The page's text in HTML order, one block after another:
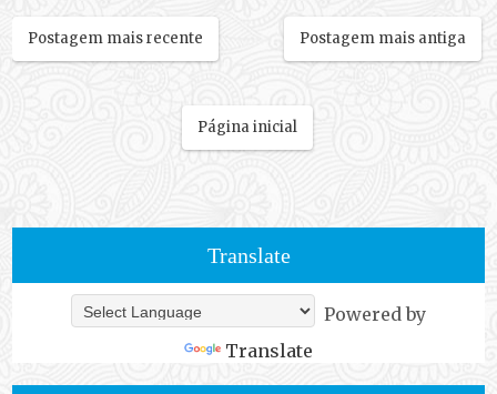
Postagem mais recente Postagem mais antiga
Página inicial
Translate
Powered by
Translate